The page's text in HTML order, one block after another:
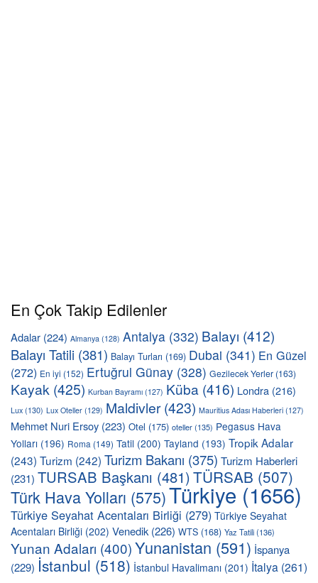
En Çok Takip Edilenler
Adalar (224) Almanya (128) Antalya (332) Balayı (412)
Balayı Tatili (381) Balayı Turları (169) Dubai (341) En Güzel
(272) En iyi (152) Ertuğrul Günay (328) Gezilecek Yerler (163)
Kayak (425) Kurban Bayramı (127) Küba (416) Londra (216)
Lux (130) Lux Oteller (129) Maldivler(423) Mauritius Adası Haberleri (127)
Mehmet Nuri Ersoy (223) Otel (175) oteller(135) Pegasus Hava
Yolları (196) Roma (149) Tatil (200) Tayland (193) Tropik Adalar
(243) Turizm (242) Turizm Bakanı (375) Turizm Haberleri
(231) TURSAB Başkanı (481)TÜRSAB (507)
Türk Hava Yolları (575)Türkiye (1656)
Türkiye Seyahat Acentaları Birliği (279) Türkiye Seyahat
Acentaları Birliği (202) Venedik (226) WTS (168) Yaz Tatili(136)
Yunan Adaları (400)Yunanistan (591) İspanya
(229) İstanbul (518) İstanbul Havalimanı (201) İtalya (261)